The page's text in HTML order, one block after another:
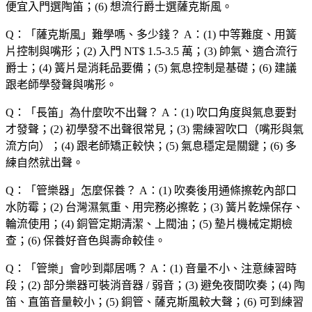
便宜入門選陶笛；(6) 想流行爵士選薩克斯風。
Q：「 薩克斯風 」難學嗎、多少錢？ A：(1) 中等難度、用簧
片控制與嘴形；(2) 入門 NT$ 1.5-3.5 萬；(3) 帥氣、適合流行
爵士；(4) 簧片是消耗品要備；(5) 氣息控制是基礎；(6) 建議
跟老師學發聲與嘴形。
Q：「 長笛 」為什麼吹不出聲？ A：(1) 吹口角度與氣息要對
才發聲；(2) 初學發不出聲很常見；(3) 需練習吹口（嘴形與氣
流方向）；(4) 跟老師矯正較快；(5) 氣息穩定是關鍵；(6) 多
練自然就出聲。
Q：「 管樂器 」怎麼保養？ A：(1) 吹奏後用通條擦乾內部口
水防霉；(2) 台灣濕氣重、用完務必擦乾；(3) 簧片乾燥保存、
輪流使用；(4) 銅管定期清潔、上閥油；(5) 墊片機械定期檢
查；(6) 保養好音色與壽命較佳。
Q：「 管樂 」會吵到鄰居嗎？ A：(1) 音量不小、注意練習時
段；(2) 部分樂器可裝消音器 / 弱音；(3) 避免夜間吹奏；(4) 陶
笛、直笛音量較小；(5) 銅管、薩克斯風較大聲；(6) 可到練習